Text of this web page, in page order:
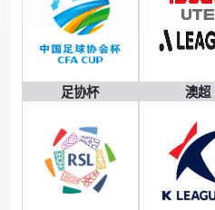
足协杯 澳超